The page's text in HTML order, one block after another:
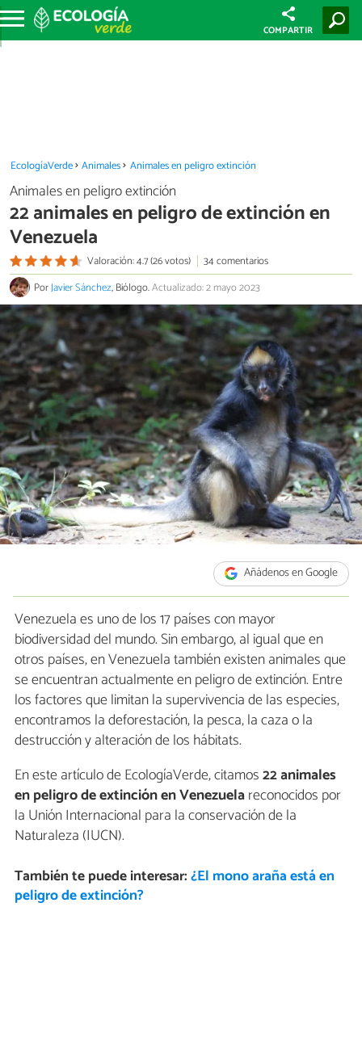
COMPARTIR
EcologíaVerde Animales Animales en peligro extinción
Animales en peligro extinción
22 animales en peligro de extinción en
Venezuela
Valoración: 4.7 (26 votos)
34 comentarios
PorJavier Sánchez, Biólogo.Actualizado: 2 mayo 2023
Añádenos en Google
Venezuela es uno de los 17 países con mayor
biodiversidad del mundo. Sin embargo, al igual que en
otros países, en Venezuela también existen animales que
se encuentran actualmente en peligro de extinción. Entre
los factores que limitan la supervivencia de las especies,
encontramos la deforestación, la pesca, la caza o la
destrucción y alteración de los hábitats.
En este artículo de EcologíaVerde, citamos22 animales
en peligro de extinción en Venezuelareconocidos por
la Unión Internacional para la conservación de la
Naturaleza (IUCN).
También te puede interesar:¿El mono araña está en
peligro de extinción?